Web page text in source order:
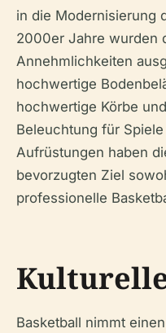
in die Modernisierung
2000er Jahre wurden
Annehmlichkeiten
hochwertige
hochwertige Körbe
Beleuchtung für
Aufrüstungen haben
bevorzugten Ziel
professionelle
Basketball nimmt